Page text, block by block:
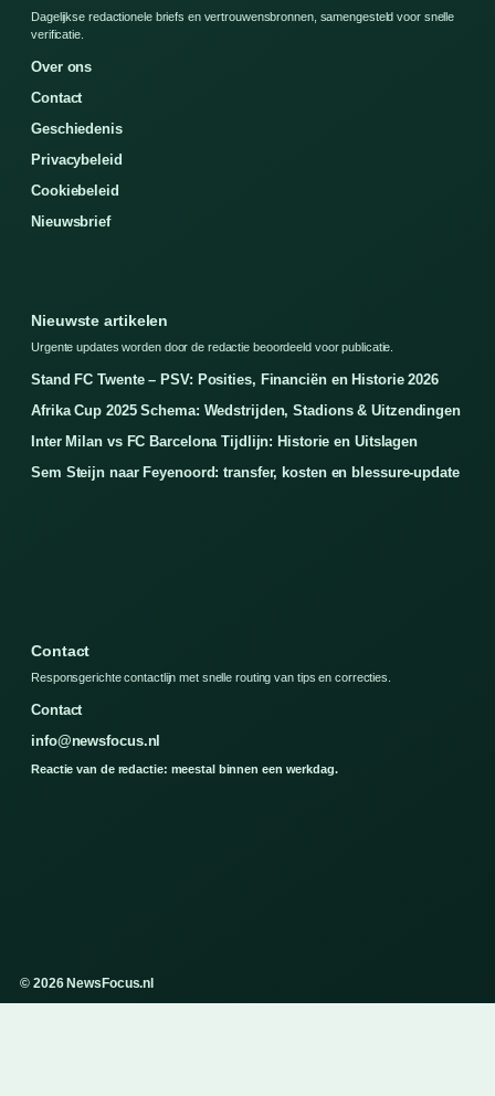
Dagelijkse redactionele briefs en vertrouwensbronnen, samengesteld voor snelle
verificatie.
Over ons
Contact
Geschiedenis
Privacybeleid
Cookiebeleid
Nieuwsbrief
Nieuwste artikelen
Urgente updates worden door de redactie beoordeeld voor publicatie.
Stand FC Twente – PSV: Posities, Financiën en Historie 2026
Afrika Cup 2025 Schema: Wedstrijden, Stadions & Uitzendingen
Inter Milan vs FC Barcelona Tijdlijn: Historie en Uitslagen
Sem Steijn naar Feyenoord: transfer, kosten en blessure-update
Contact
Responsgerichte contactlijn met snelle routing van tips en correcties.
Contact
info@newsfocus.nl
Reactie van de redactie: meestal binnen een werkdag.
© 2026 NewsFocus.nl